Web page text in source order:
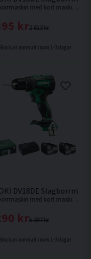
Slagborrmaskin med kort maskinkropp och enastående balans. Levereras utan batteri & laddare. Ersättare till DV18DBSL.
2 813 kr
kr
Skickas normalt inom 1-3 dagar
DV18DE
Slagborrmaskin med kort maskinkropp och enastående balans. Ersättare till DV18DBSL.
5 307 kr
kr
Skickas normalt inom 1-3 dagar